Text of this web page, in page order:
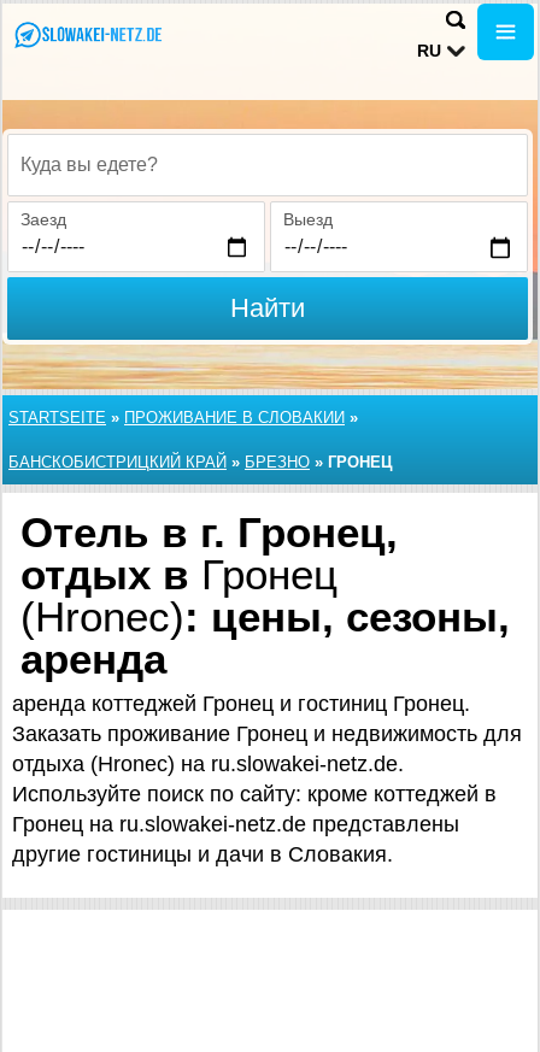
RU
Куда вы едете?
Заезд Выезд
Найти
STARTSEITE » ПРОЖИВАНИЕ В СЛОВАКИИ »
БАНСКОБИСТРИЦКИЙ КРАЙ » БРЕЗНО » ГРОНЕЦ
Отель в г. Гронец,
отдых в Гронец
(Hronec): цены, сезоны,
аренда
аренда коттеджей Гронец и гостиниц Гронец.
Заказать проживание Гронец и недвижимость для
отдыха (Hronec) на ru.slowakei-netz.de.
Используйте поиск по сайту: кроме коттеджей в
Гронец на ru.slowakei-netz.de представлены
другие гостиницы и дачи в Словакия.